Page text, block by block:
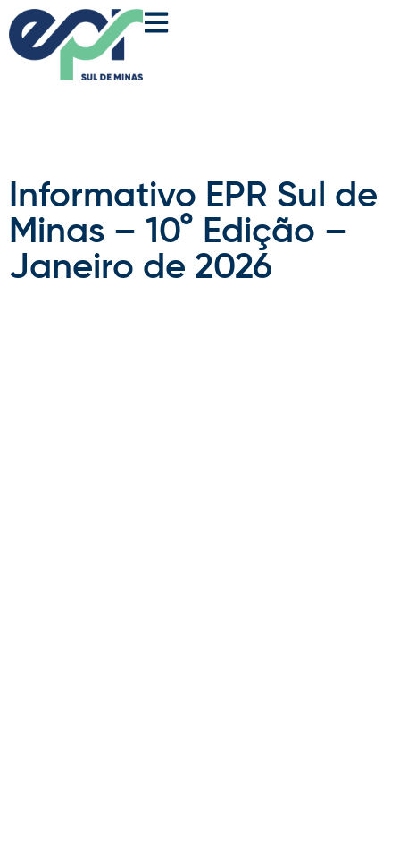
Informativo EPR Sul de
Minas – 10° Edição –
Janeiro de 2026